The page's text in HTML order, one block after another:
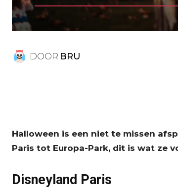
DOOR BRU
Halloween is een niet te missen
Paris tot Europa-Park, dit is wat ze
Disneyland Paris